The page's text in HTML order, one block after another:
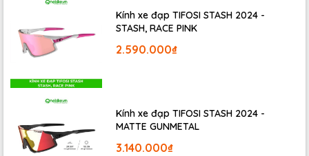
Shimano Tourney 7 tốc độ - Dễ
dàng điều chỉnh
MOMENTUM INEED LATTE 2026được trang bị
Shimano Tourney 7 tốc độ. Đây là bộ groupset đáng tin cậy,
Kính xe đạp TIFOSI STASH 2024 -
STASH, RACE PINK
2.590.000₫
Kính xe đạp TIFOSI STASH 2024 -
MATTE GUNMETAL
3.140.000₫